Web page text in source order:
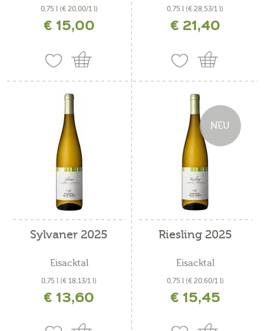
0,75 l (€ 20,00/1 l)
inkl. MwSt. zzgl. Versandkosten
€ 15,00
0,75 l (€ 28,53/1 l)
inkl. MwSt. zzgl. Versandkosten
€ 21,40
Sylvaner 2025
Eisacktal
0,75 l (€ 18,13/1 l)
€ 13,60
NEU
Riesling 2025
Eisacktal
0,75 l (€ 20,60/1 l)
€ 15,45